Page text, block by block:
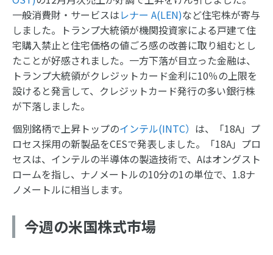
一般消費財・サービスはレナー A(LEN)など住宅株が寄与
しました。トランプ大統領が機関投資家による戸建て住
宅購入禁止と住宅価格の値ごろ感の改善に取り組むとし
たことが好感されました。一方下落が目立った金融は、
トランプ大統領がクレジットカード金利に10％の上限を
設けると発言して、クレジットカード発行の多い銀行株
が下落しました。
個別銘柄で上昇トップのインテル(INTC） は、「18A」プ
ロセス採用の新製品をCESで発表しました。「18A」プロ
セスは、インテルの半導体の製造技術で、Aはオングスト
ロームを指し、ナノメートルの10分の1の単位で、1.8ナ
ノメートルに相当します。
今週の米国株式市場